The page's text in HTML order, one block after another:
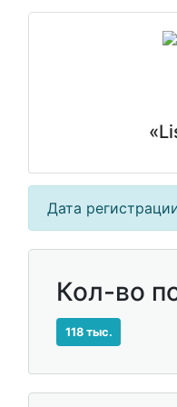
Дата
Кол-во
118 тыс.